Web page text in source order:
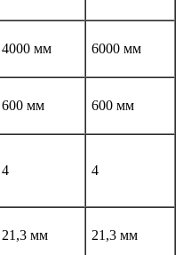
4000 мм 6000 мм
600 мм 600 мм
4 4
21,3 мм 21,3 мм